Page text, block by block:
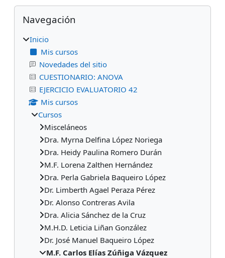
Bloques
Omitir Navegación
Navegación
Inicio
Mis cursos
Novedades del sitio
CUESTIONARIO: ANOVA
EJERCICIO EVALUATORIO 42
Mis cursos
Cursos
Misceláneos
Dra. Myrna Delfina López Noriega
Dra. Heidy Paulina Romero Durán
M.F. Lorena Zalthen Hernández
Dra. Perla Gabriela Baqueiro López
Dr. Limberth Agael Peraza Pérez
Dr. Alonso Contreras Avila
Dra. Alicia Sánchez de la Cruz
M.H.D. Leticia Liñan González
Dr. José Manuel Baqueiro López
M.F. Carlos Elías Zúñiga Vázquez